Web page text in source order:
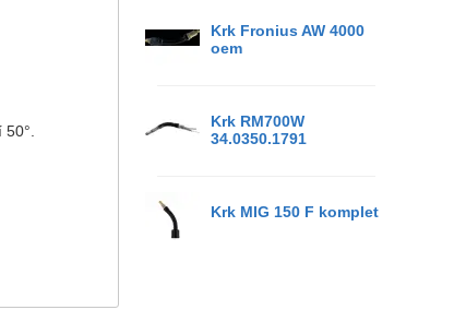
Krk Fronius AW 4000
oem
Krk RM700W
34.0350.1791
Krk MIG 150 F komplet